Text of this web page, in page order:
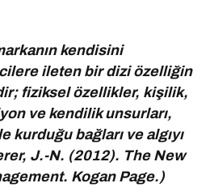
kendisini
ileten bir dizi özelliğin
fiziksel özellikler, kişilik,
ve kendilik unsurları,
kurduğu bağları ve algıyı
J.-N. (2012). The New
Kogan Page.)